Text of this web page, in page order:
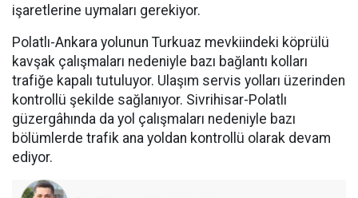
işaretlerine uymaları gerekiyor.
Polatlı-Ankara yolunun Turkuaz mevkiindeki köprülü
kavşak çalışmaları nedeniyle bazı bağlantı kolları
trafiğe kapalı tutuluyor. Ulaşım servis yolları üzerinden
kontrollü şekilde sağlanıyor. Sivrihisar-Polatlı
güzergâhında da yol çalışmaları nedeniyle bazı
bölümlerde trafik ana yoldan kontrollü olarak devam
ediyor.